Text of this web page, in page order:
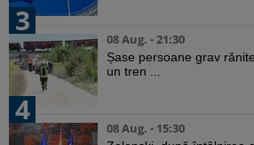
3
08 Aug. - 21:30
Șase persoane grav
un tren ...
4
08 Aug. - 15:30